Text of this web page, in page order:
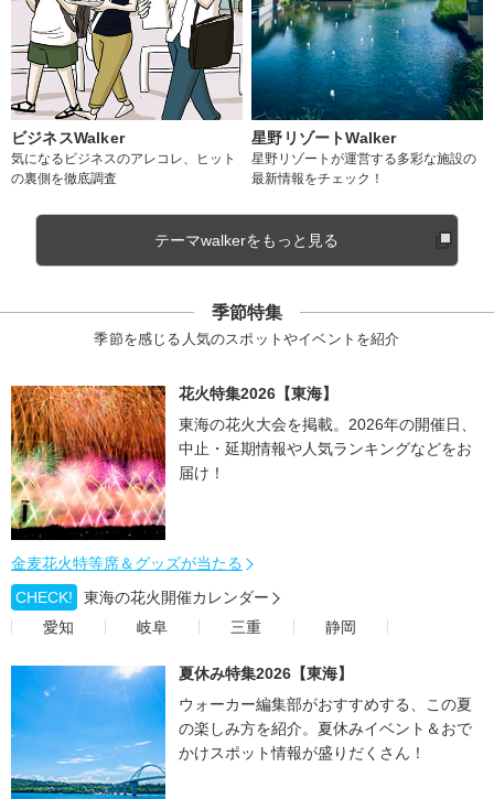
ビジネスWalker
気になるビジネスのアレコレ、ヒット
の裏側を徹底調査
星野リゾートWalker
星野リゾートが運営する多彩な施設の
最新情報をチェック！
テーマwalkerをもっと見る
季節特集
季節を感じる人気のスポットやイベントを紹介
花火特集2026【東海】
東海の花火大会を掲載。2026年の開催日、
中止・延期情報や人気ランキングなどをお
届け！
金麦花火特等席＆グッズが当たる
CHECK!
東海の花火開催カレンダー
愛知
岐阜 三重 静岡
夏休み特集2026【東海】
ウォーカー編集部がおすすめする、この夏
の楽しみ方を紹介。夏休みイベント＆おで
かけスポット情報が盛りだくさん！